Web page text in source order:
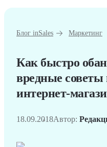
Блог inSales Маркетинг
Как быстро
вредные советы
интернет-
18.09.2018Автор: